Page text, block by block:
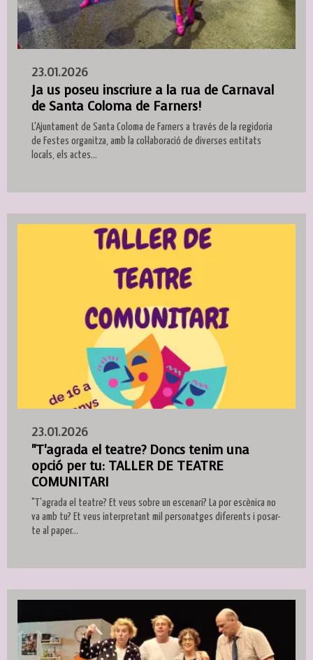
23.01.2026
Ja us poseu inscriure a la rua de Carnaval
de Santa Coloma de Farners!
L'Ajuntament de Santa Coloma de Farners a través de la regidoria
de Festes organitza, amb la col·laboració de diverses entitats
locals, els actes...
23.01.2026
"T'agrada el teatre? Doncs tenim una
opció per tu: TALLER DE TEATRE
COMUNITARI
"T'agrada el teatre? Et veus sobre un escenari? La por escènica no
va amb tu? Et veus interpretant mil personatges diferents i posar-
te al paper...